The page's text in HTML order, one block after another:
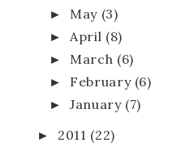
► May (3)
► April (8)
► March (6)
► February (6)
► January (7)
► 2011 (22)